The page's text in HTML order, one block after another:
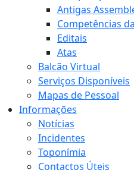
Antigas
Competências
Editais
Atas
Balcão Virtual
Serviços Disponíveis
Mapas de Pessoal
Informações
Notícias
Incidentes
Toponímia
Contactos Úteis